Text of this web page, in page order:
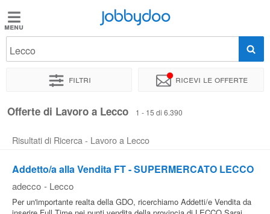
Jobbydoo
Offerte
Elenco
professioni
Jobbydoo
Lecco
Filtri Ricevi le offerte
Offerte di Lavoro a Lecco 1 - 15 di 6.390
Risultati di Ricerca - Lavoro a Lecco
Addetto/a alla Vendita FT - SUPERMERCATO LECCO
adecco - Lecco
Per un'importante realta della GDO, ricerchiamo Addetti/e Vendita da